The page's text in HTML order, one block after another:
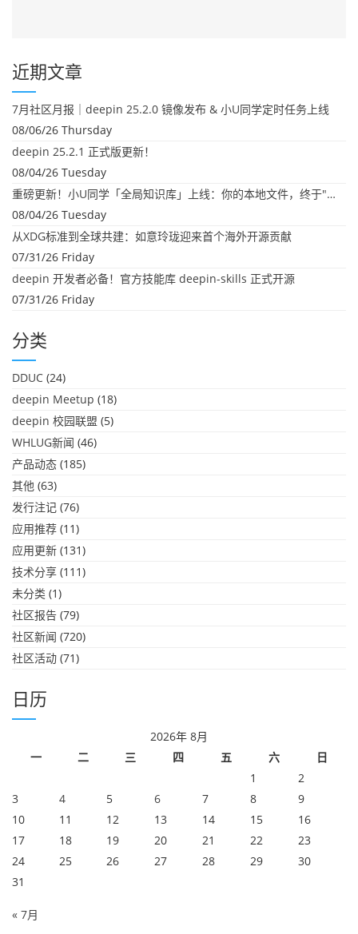
近期文章
7月社区月报｜deepin 25.2.0 镜像发布 & 小U同学定时任务上线
08/06/26 Thursday
deepin 25.2.1 正式版更新！
08/04/26 Tuesday
重磅更新！小U同学「全局知识库」上线：你的本地文件，终于"活"起来了
08/04/26 Tuesday
从XDG标准到全球共建：如意玲珑迎来首个海外开源贡献
07/31/26 Friday
deepin 开发者必备！官方技能库 deepin-skills 正式开源
07/31/26 Friday
分类
DDUC (24)
deepin Meetup (18)
deepin 校园联盟 (5)
WHLUG新闻 (46)
产品动态 (185)
其他 (63)
发行注记 (76)
应用推荐 (11)
应用更新 (131)
技术分享 (111)
未分类 (1)
社区报告 (79)
社区新闻 (720)
社区活动 (71)
日历
2026年 8月
一
二 三 四 五 六
日
1
2
3
4 5 6 7 8
9
10
11 12 13 14 15
16
17
18 19 20 21 22
23
24
25 26 27 28 29
30
31
« 7月